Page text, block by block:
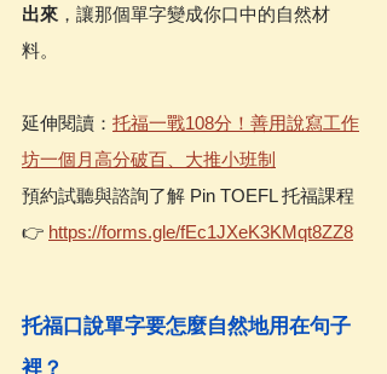
出來 ，讓那個單字變成你口中的自然材
料。
延伸閱讀： 托福一戰108分！善用說寫工作
坊一個月高分破百、大推小班制
預約試聽與諮詢了解 Pin TOEFL 托福課程
👉 https://forms.gle/fEc1JXeK3KMqt8ZZ8
托福口說單字要怎麼自然地用在句子
裡？